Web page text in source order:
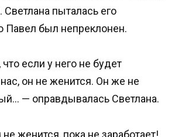
пыталась его
Павел был непреклонен.
если у него не будет
он не женится. Он же не
— оправдывалась Светлана.
женится, пока не заработает!